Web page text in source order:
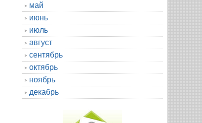
май
июнь
июль
август
сентябрь
октябрь
ноябрь
декабрь